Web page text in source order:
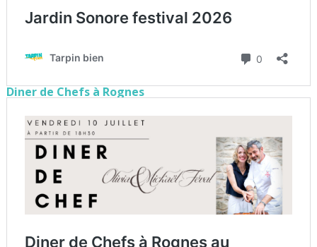
Diner de Chefs à Rognes